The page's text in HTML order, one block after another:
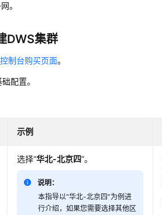
。
DWS集群
制台购买页面。
配置。
示例
选择“华北-北京四”。
说明：
本指导以“华北-北京四”为例进
行介绍，如果您需要选择其他区